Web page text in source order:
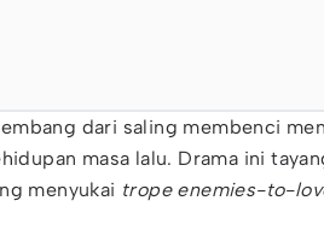
dari saling membenci
masa lalu. Drama ini
menyukai trope enemies-to-